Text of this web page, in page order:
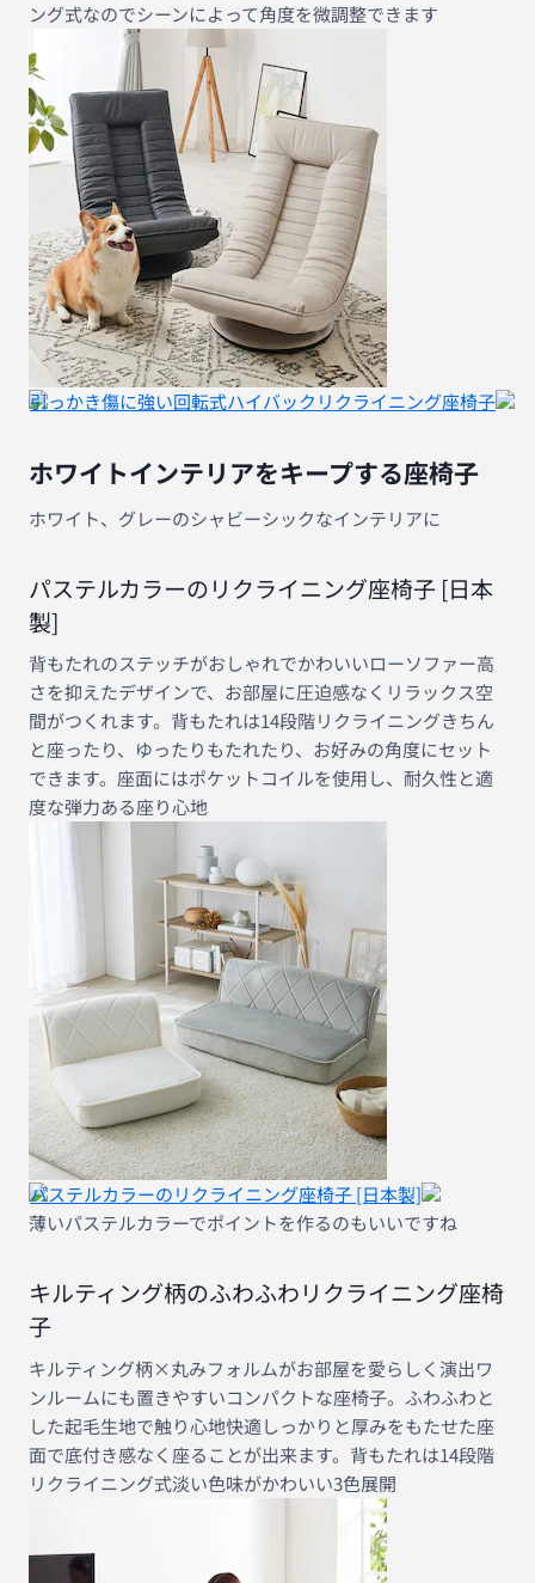
ング式なのでシーンによって角度を微調整できます
引っかき傷に強い回転式ハイバックリクライニング座椅子
ホワイトインテリアをキープする座椅子
ホワイト、グレーのシャビーシックなインテリアに
パステルカラーのリクライニング座椅子 [日本
製]
背もたれのステッチがおしゃれでかわいいローソファー高
さを抑えたデザインで、お部屋に圧迫感なくリラックス空
間がつくれます。背もたれは14段階リクライニングきちん
と座ったり、ゆったりもたれたり、お好みの角度にセット
できます。座面にはポケットコイルを使用し、耐久性と適
度な弾力ある座り心地
パステルカラーのリクライニング座椅子 [日本製]
薄いパステルカラーでポイントを作るのもいいですね
キルティング柄のふわふわリクライニング座椅
子
キルティング柄×丸みフォルムがお部屋を愛らしく演出ワ
ンルームにも置きやすいコンパクトな座椅子。ふわふわと
した起毛生地で触り心地快適しっかりと厚みをもたせた座
面で底付き感なく座ることが出来ます。背もたれは14段階
リクライニング式淡い色味がかわいい3色展開